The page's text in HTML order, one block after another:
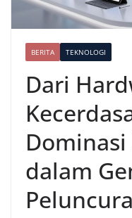
BERITA TEKNOLOGI
Dari
dalam